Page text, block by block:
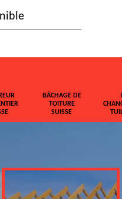
BÂCHAGE DE
TOITURE
SUISSE